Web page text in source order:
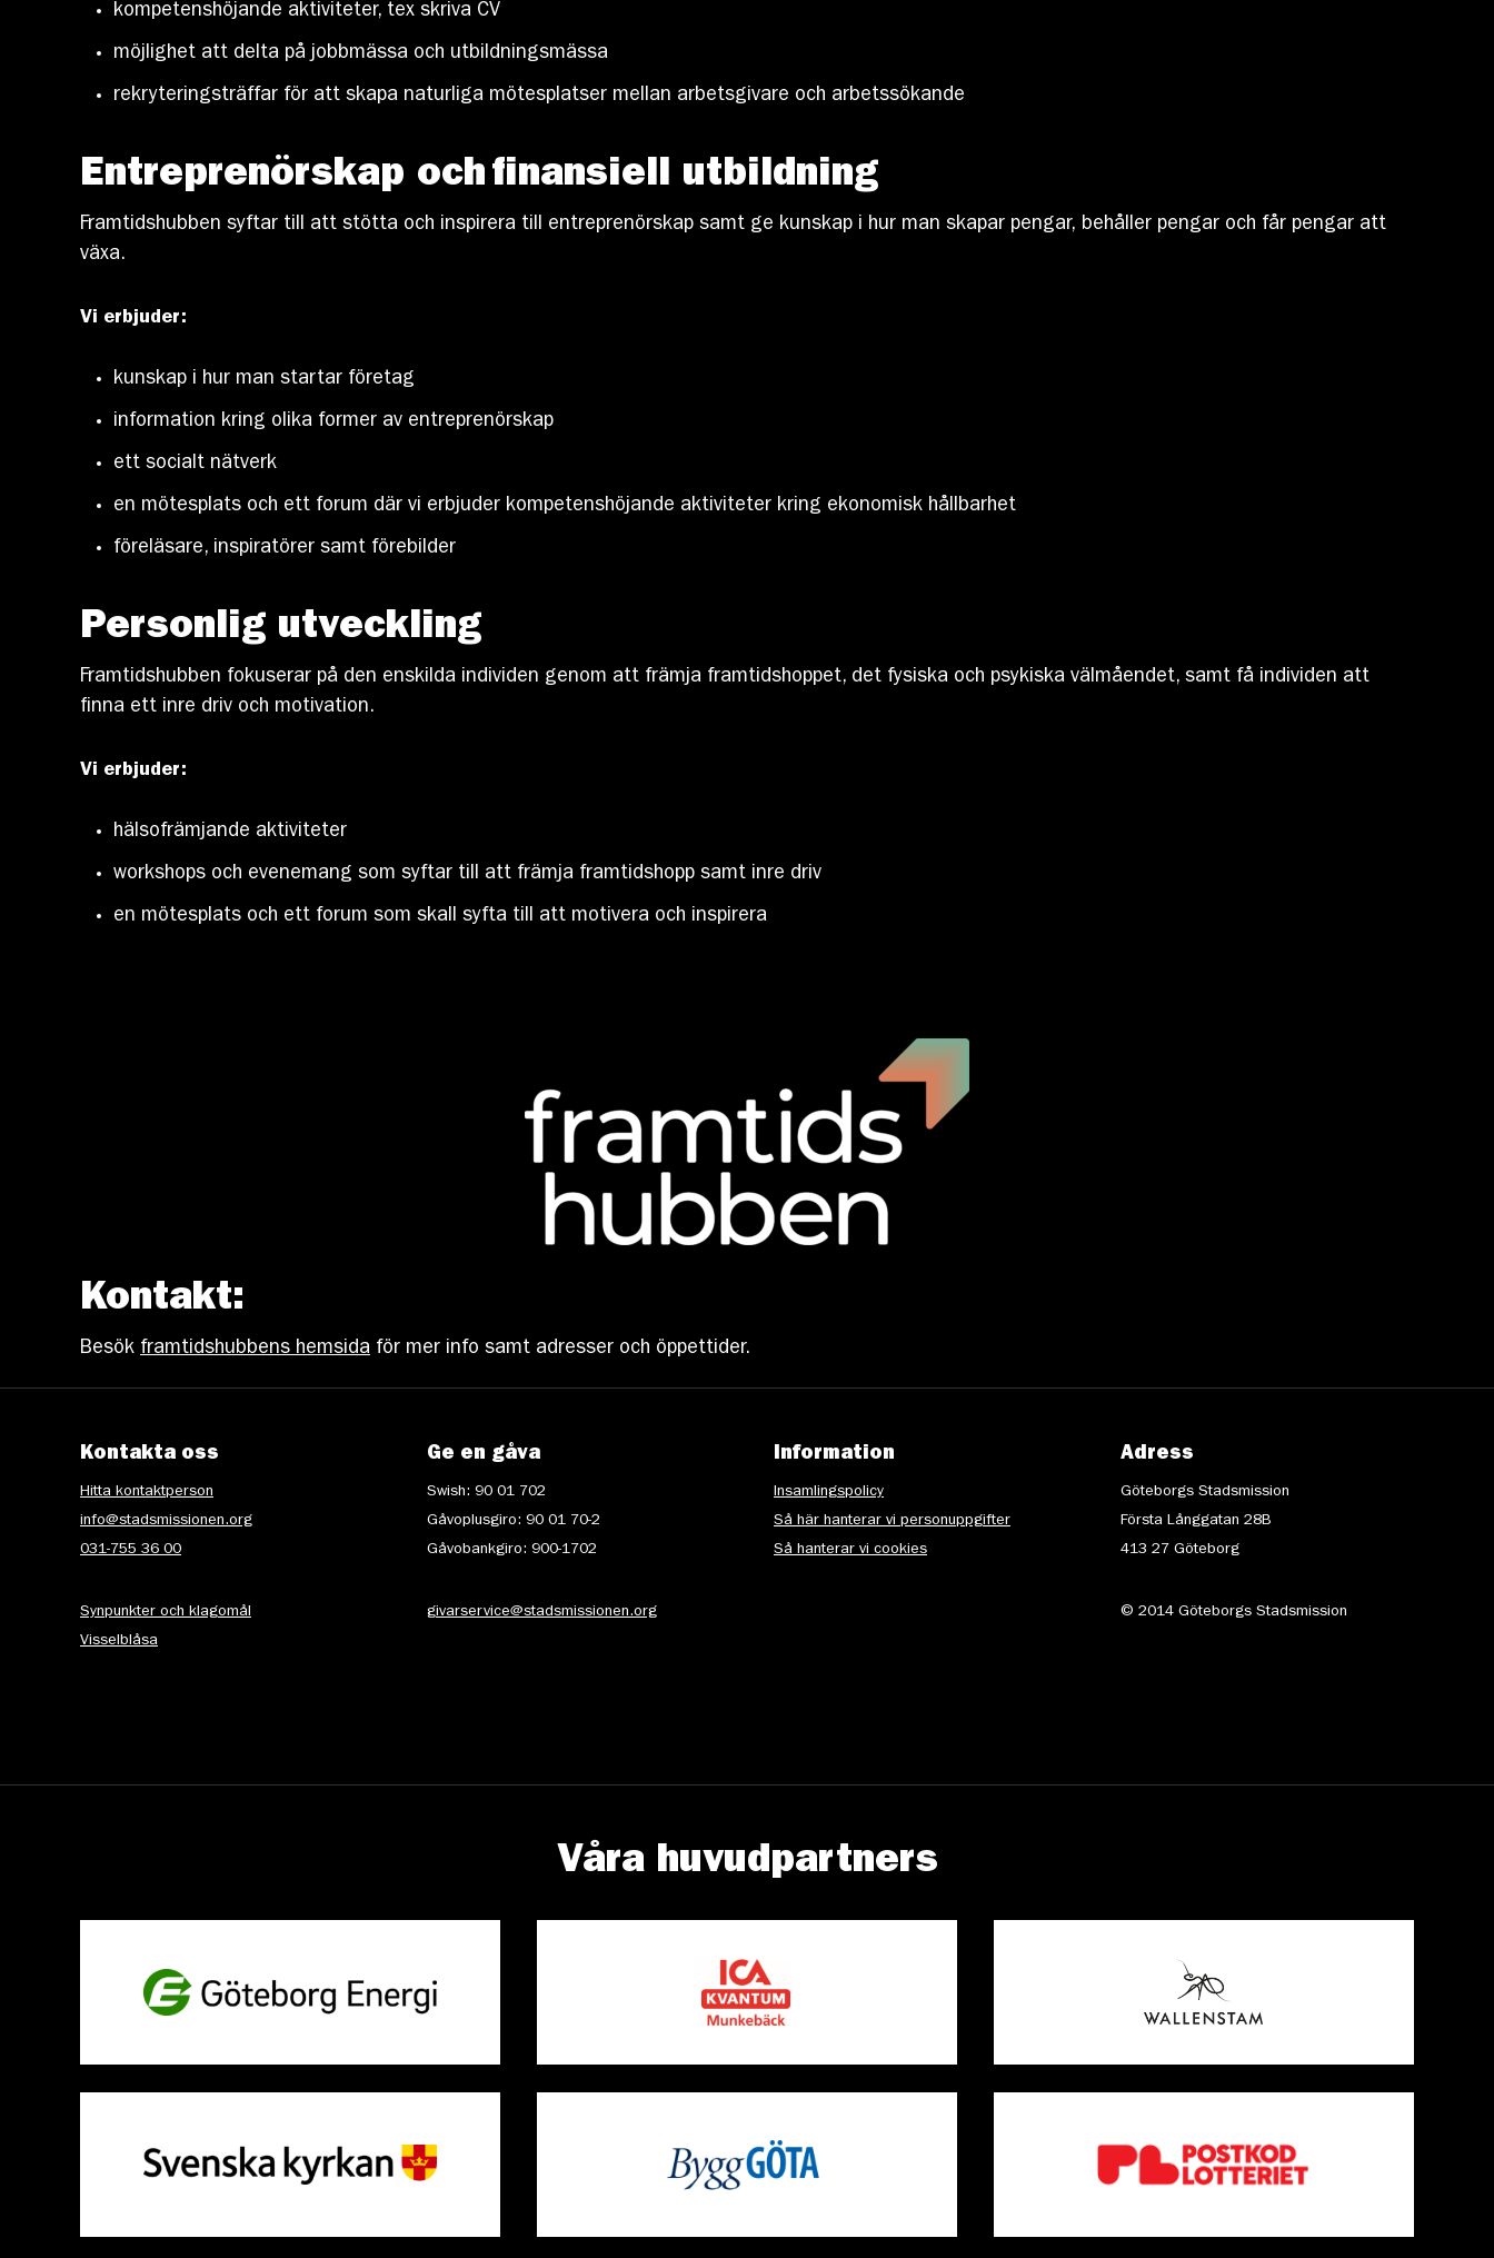
kompetenshöjande aktiviteter, tex skriva CV
möjlighet att delta på jobbmässa och utbildningsmässa
rekryteringsträffar för att skapa naturliga mötesplatser mellan arbetsgivare och arbetssökande
Entreprenörskap och finansiell utbildning
Framtidshubben syftar till att stötta och inspirera till entreprenörskap samt ge kunskap i hur man skapar pengar, behåller pengar och får pengar att
växa.
Vi erbjuder:
kunskap i hur man startar företag
information kring olika former av entreprenörskap
ett socialt nätverk
en mötesplats och ett forum där vi erbjuder kompetenshöjande aktiviteter kring ekonomisk hållbarhet
föreläsare, inspiratörer samt förebilder
Personlig utveckling
Framtidshubben fokuserar på den enskilda individen genom att främja framtidshoppet, det fysiska och psykiska välmåendet, samt få individen att
finna ett inre driv och motivation.
Vi erbjuder:
hälsofrämjande aktiviteter
workshops och evenemang som syftar till att främja framtidshopp samt inre driv
en mötesplats och ett forum som skall syfta till att motivera och inspirera
Kontakt:
Besök framtidshubbens hemsida för mer info samt adresser och öppettider.
Kontakta oss
Hitta kontaktperson
info@stadsmissionen.org
031-755 36 00
Synpunkter och klagomål
Visselblåsa
Ge en gåva
Swish: 90 01 702
Gåvoplusgiro: 90 01 70-2
Gåvobankgiro: 900-1702
givarservice@stadsmissionen.org
Information
Insamlingspolicy
Så här hanterar vi personuppgifter
Så hanterar vi cookies
Adress
Göteborgs Stadsmission
Första Långgatan 28B
413 27 Göteborg
© 2014 Göteborgs Stadsmission
Våra huvudpartners